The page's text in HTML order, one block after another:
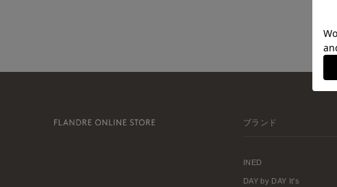
ブランド
INED
DAY by DAY It's